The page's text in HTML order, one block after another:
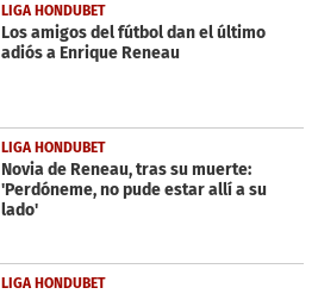
LIGA HONDUBET
Los amigos del fútbol dan el último
adiós a Enrique Reneau
LIGA HONDUBET
Novia de Reneau, tras su muerte:
'Perdóneme, no pude estar allí a su
lado'
LIGA HONDUBET